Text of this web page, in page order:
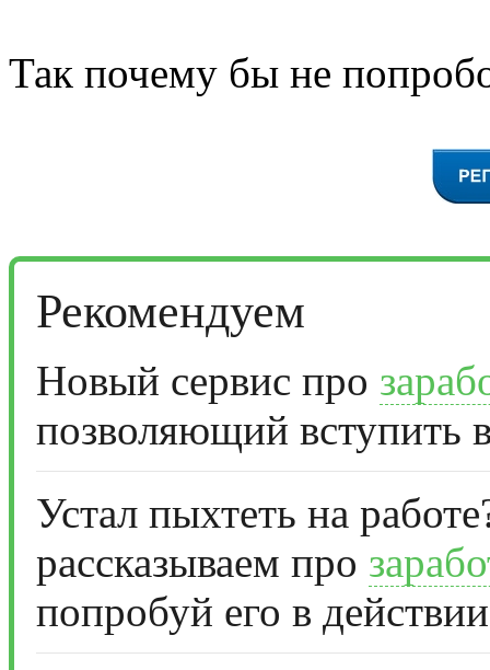
Так почему бы не
Рекомендуем
Новый сервис про
позволяющий вступить
Устал пыхтеть на
рассказываем про
попробуй его в